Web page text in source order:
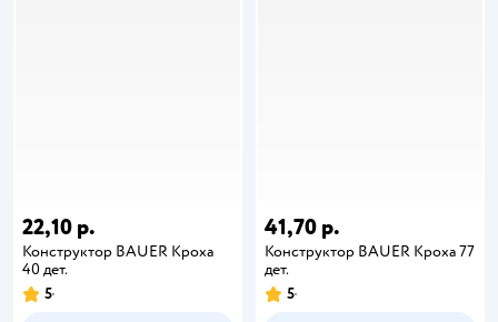
22,10 р.
Конструктор BAUER Кроха
40 дет.
5
41,70 р.
Конструктор BAUER Кроха 77
дет.
5